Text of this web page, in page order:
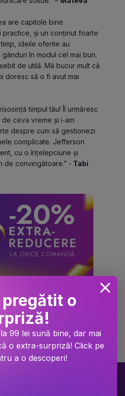
are capitole bine
și un conținut foarte
ideile oferite au
în modul cel mai bun.
de utilă. Mă bucur mult că
doresc să o fi avut mai
timpul tău! Îl urmăresc
ceva vreme și i-am
despre cum să gestionezi
complicate. Jefferson
cu o înțelepciune și
de convingătoare.” - Tabi
o
99 lei sună bine, dar mai
o extra-surpriză! Click pe
a o descoperi!